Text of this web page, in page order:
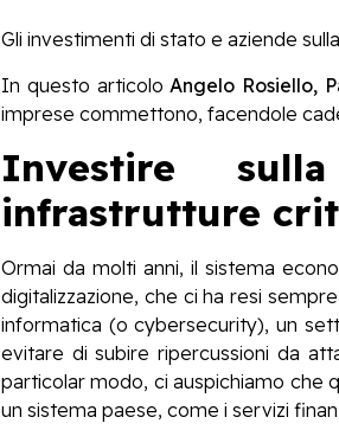
Gli investimenti di stato e aziende
In questo articolo Angelo Rosiello,
imprese commettono, facendole
Investire
infrastrutture
Ormai da molti anni, il sistema
digitalizzazione, che ci ha resi
informatica (o cybersecurity), un
evitare di subire ripercussioni da
particolar modo, ci auspichiamo che
un sistema paese, come i servizi